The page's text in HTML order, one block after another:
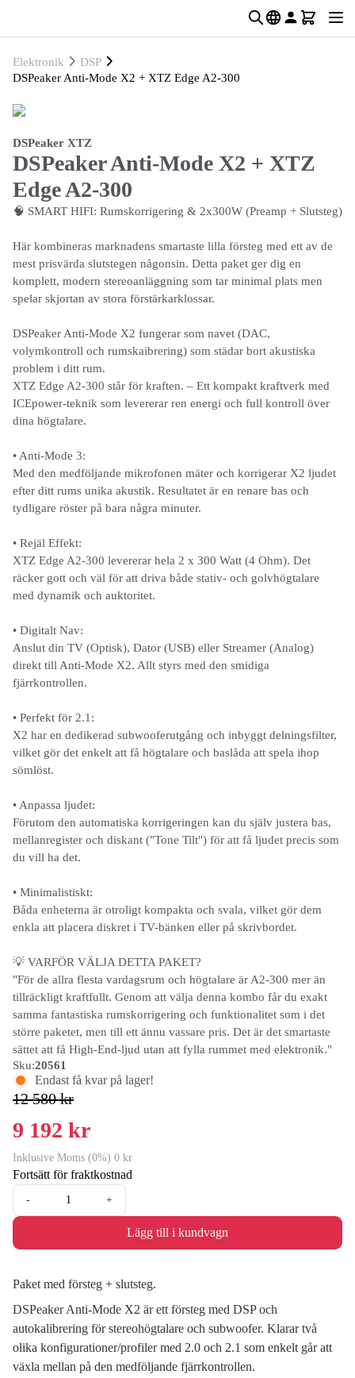
Elektronik
DSP
DSPeaker Anti-Mode X2 + XTZ Edge A2-300
DSPeaker XTZ
DSPeaker Anti-Mode X2 + XTZ
Edge A2-300
🧠 SMART HIFI: Rumskorrigering & 2x300W (Preamp + Slutsteg)
Här kombineras marknadens smartaste lilla försteg med ett av de
mest prisvärda slutstegen någonsin. Detta paket ger dig en
komplett, modern stereoanläggning som tar minimal plats men
spelar skjortan av stora förstärkarklossar.
DSPeaker Anti-Mode X2 fungerar som navet (DAC,
volymkontroll och rumskaibrering) som städar bort akustiska
problem i ditt rum.
XTZ Edge A2-300 står för kraften. – Ett kompakt kraftverk med
ICEpower-teknik som levererar ren energi och full kontroll över
dina högtalare.
• Anti-Mode 3:
Med den medföljande mikrofonen mäter och korrigerar X2 ljudet
efter ditt rums unika akustik. Resultatet är en renare bas och
tydligare röster på bara några minuter.
• Rejäl Effekt:
XTZ Edge A2-300 levererar hela 2 x 300 Watt (4 Ohm). Det
räcker gott och väl för att driva både stativ- och golvhögtalare
med dynamik och auktoritet.
• Digitalt Nav:
Anslut din TV (Optisk), Dator (USB) eller Streamer (Analog)
direkt till Anti-Mode X2. Allt styrs med den smidiga
fjärrkontrollen.
• Perfekt för 2.1:
X2 har en dedikerad subwooferutgång och inbyggt delningsfilter,
vilket gör det enkelt att få högtalare och baslåda att spela ihop
sömlöst.
• Anpassa ljudet:
Förutom den automatiska korrigeringen kan du själv justera bas,
mellanregister och diskant ("Tone Tilt") för att få ljudet precis som
du vill ha det.
• Minimalistiskt:
Båda enheterna är otroligt kompakta och svala, vilket gör dem
enkla att placera diskret i TV-bänken eller på skrivbordet.
💡 VARFÖR VÄLJA DETTA PAKET?
"För de allra flesta vardagsrum och högtalare är A2-300 mer än
tillräckligt kraftfullt. Genom att välja denna kombo får du exakt
samma fantastiska rumskorrigering och funktionalitet som i det
större paketet, men till ett ännu vassare pris. Det är det smartaste
sättet att få High-End-ljud utan att fylla rummet med elektronik."
Sku:20561
Endast få kvar på lager!
12 580 kr
9 192 kr
Inklusive Moms (0%) 0 kr
Fortsätt för fraktkostnad
- +
Lägg till i kundvagn
Paket med försteg + slutsteg.
DSPeaker Anti-Mode X2 är ett försteg med DSP och
autokalibrering för stereohögtalare och subwoofer. Klarar två
olika konfigurationer/profiler med 2.0 och 2.1 som enkelt går att
växla mellan på den medföljande fjärrkontrollen.